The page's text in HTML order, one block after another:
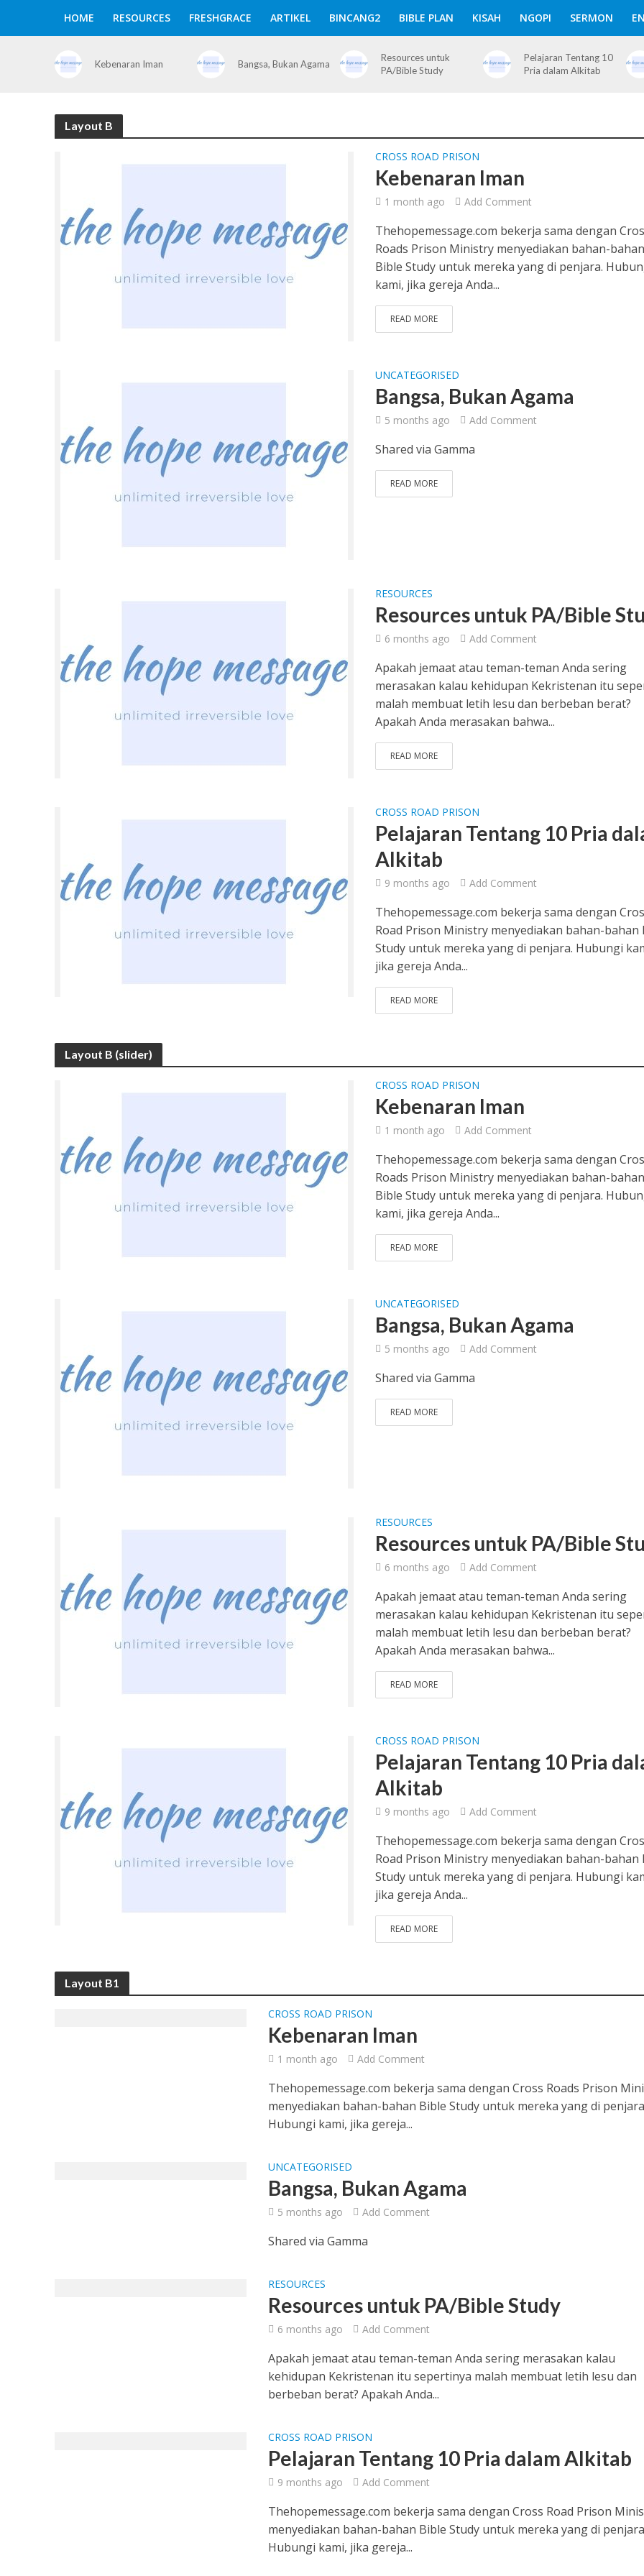
HOME RESOURCES FRESHGRACE ARTIKEL BINCANG2 BIBLE PLAN KISAH NGOPI SERMON
Kebenaran Iman Bangsa, Bukan Agama
Resources untuk
PA/Bible Study
Pelajaran Tentang 10
Pria dalam Alkitab
Layout B
CROSS ROAD PRISON
Kebenaran Iman
1 month ago Add Comment
Thehopemessage.com bekerja sama dengan
Roads Prison Ministry menyediakan bahan-bahan
Bible Study untuk mereka yang di penjara.
kami, jika gereja Anda...
READ MORE
UNCATEGORISED
Bangsa, Bukan Agama
5 months ago Add Comment
Shared via Gamma
READ MORE
RESOURCES
Resources untuk PA/Bible
6 months ago Add Comment
Apakah jemaat atau teman-teman Anda sering
merasakan kalau kehidupan Kekristenan itu
malah membuat letih lesu dan berbeban berat?
Apakah Anda merasakan bahwa...
READ MORE
CROSS ROAD PRISON
Pelajaran Tentang 10 Pria
Alkitab
9 months ago Add Comment
Thehopemessage.com bekerja sama dengan
Road Prison Ministry menyediakan bahan-bahan
Study untuk mereka yang di penjara. Hubungi
jika gereja Anda...
READ MORE
Layout B (slider)
CROSS ROAD PRISON
Kebenaran Iman
1 month ago Add Comment
Thehopemessage.com bekerja sama dengan
Roads Prison Ministry menyediakan bahan-bahan
Bible Study untuk mereka yang di penjara.
kami, jika gereja Anda...
READ MORE
UNCATEGORISED
Bangsa, Bukan Agama
5 months ago Add Comment
Shared via Gamma
READ MORE
RESOURCES
Resources untuk PA/Bible
6 months ago Add Comment
Apakah jemaat atau teman-teman Anda sering
merasakan kalau kehidupan Kekristenan itu
malah membuat letih lesu dan berbeban berat?
Apakah Anda merasakan bahwa...
READ MORE
CROSS ROAD PRISON
Pelajaran Tentang 10 Pria
Alkitab
9 months ago Add Comment
Thehopemessage.com bekerja sama dengan
Road Prison Ministry menyediakan bahan-bahan
Study untuk mereka yang di penjara. Hubungi
jika gereja Anda...
READ MORE
Layout B1
CROSS ROAD PRISON
Kebenaran Iman
1 month ago Add Comment
Thehopemessage.com bekerja sama dengan Cross Roads Prison
menyediakan bahan-bahan Bible Study untuk mereka yang di
Hubungi kami, jika gereja...
UNCATEGORISED
Bangsa, Bukan Agama
5 months ago Add Comment
Shared via Gamma
RESOURCES
Resources untuk PA/Bible Study
6 months ago Add Comment
Apakah jemaat atau teman-teman Anda sering merasakan kalau
kehidupan Kekristenan itu sepertinya malah membuat letih lesu dan
berbeban berat? Apakah Anda...
CROSS ROAD PRISON
Pelajaran Tentang 10 Pria dalam Alkitab
9 months ago Add Comment
Thehopemessage.com bekerja sama dengan Cross Road Prison
menyediakan bahan-bahan Bible Study untuk mereka yang di
Hubungi kami, jika gereja...